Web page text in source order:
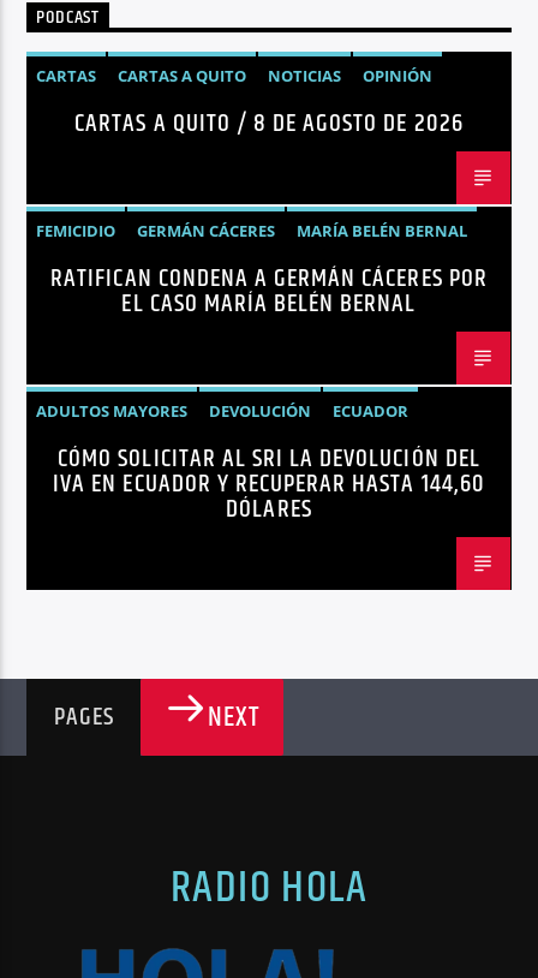
PODCAST
CARTAS CARTAS A QUITO NOTICIAS OPINIÓN
CARTAS A QUITO / 8 DE AGOSTO DE 2026
FEMICIDIO GERMÁN CÁCERES
MARÍA BELÉN BERNAL
NOTICIAS
SEGURIDAD
RATIFICAN CONDENA A GERMÁN CÁCERES POR
EL CASO MARÍA BELÉN BERNAL
ADULTOS MAYORES DEVOLUCIÓN
ECUADOR
NEGOCIOS
NOTICIAS PERSONAS CON DISCAPACIDAD
CÓMO SOLICITAR AL SRI LA DEVOLUCIÓN DEL
IVA EN ECUADOR Y RECUPERAR HASTA 144,60
DÓLARES
PAGES NEXT
RADIO HOLA